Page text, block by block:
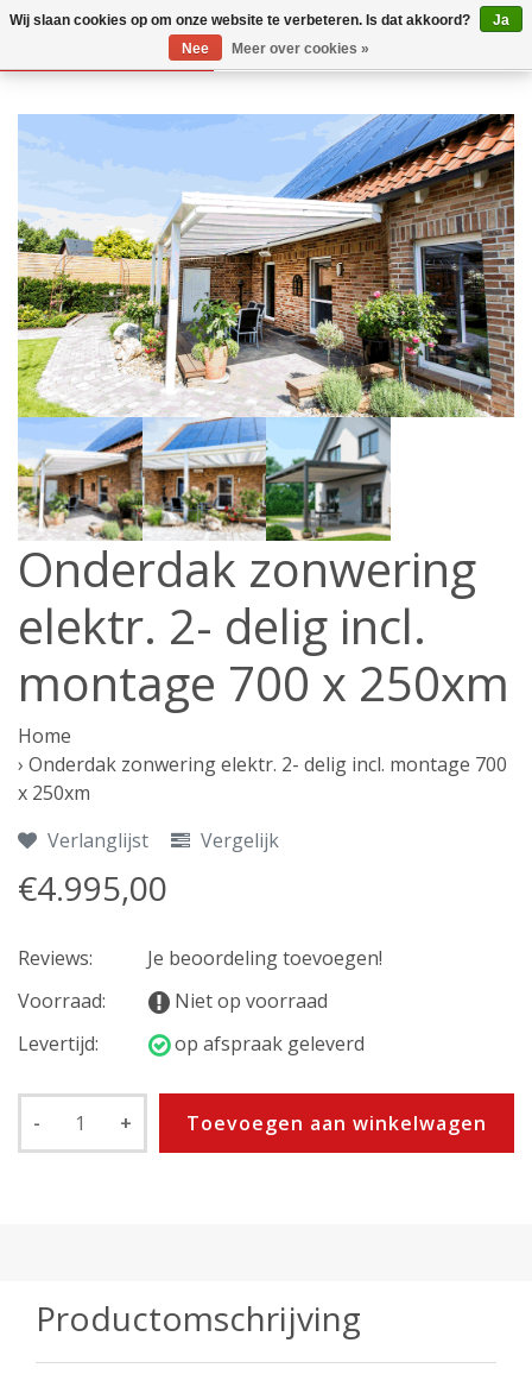
Onderdak zonwering
elektr. 2- delig incl.
montage 700 x 250xm
Home
› Onderdak zonwering elektr. 2- delig incl. montage 700
x 250xm
Verlanglijst
Vergelijk
€4.995,00
Reviews:
Je beoordeling toevoegen!
Voorraad:
Niet op voorraad
Levertijd:
op afspraak geleverd
- + Toevoegen aan winkelwagen
Productomschrijving
Wij slaan cookies op om onze website te verbeteren. Is dat akkoord?
Ja
Nee
Meer over cookies »